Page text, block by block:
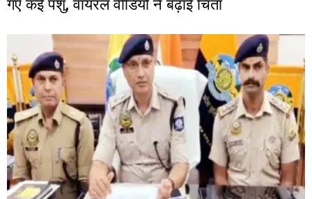
गए कई पशु, वायरल वीडियो ने बढ़ाई चिंता